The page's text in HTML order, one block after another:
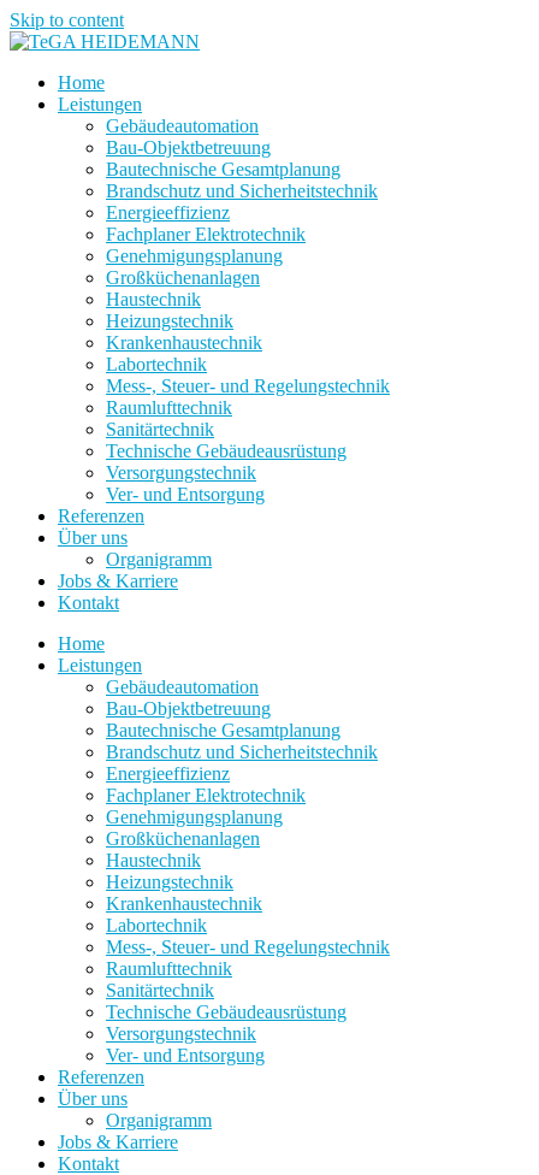
Skip to content
Home
Leistungen
Gebäudeautomation
Bau-Objektbetreuung
Bautechnische Gesamtplanung
Brandschutz und Sicherheitstechnik
Energieeffizienz
Fachplaner Elektrotechnik
Genehmigungsplanung
Großküchenanlagen
Haustechnik
Heizungstechnik
Krankenhaustechnik
Labortechnik
Mess-, Steuer- und Regelungstechnik
Raumlufttechnik
Sanitärtechnik
Technische Gebäudeausrüstung
Versorgungstechnik
Ver- und Entsorgung
Referenzen
Über uns
Organigramm
Jobs & Karriere
Kontakt
Home
Leistungen
Gebäudeautomation
Bau-Objektbetreuung
Bautechnische Gesamtplanung
Brandschutz und Sicherheitstechnik
Energieeffizienz
Fachplaner Elektrotechnik
Genehmigungsplanung
Großküchenanlagen
Haustechnik
Heizungstechnik
Krankenhaustechnik
Labortechnik
Mess-, Steuer- und Regelungstechnik
Raumlufttechnik
Sanitärtechnik
Technische Gebäudeausrüstung
Versorgungstechnik
Ver- und Entsorgung
Referenzen
Über uns
Organigramm
Jobs & Karriere
Kontakt